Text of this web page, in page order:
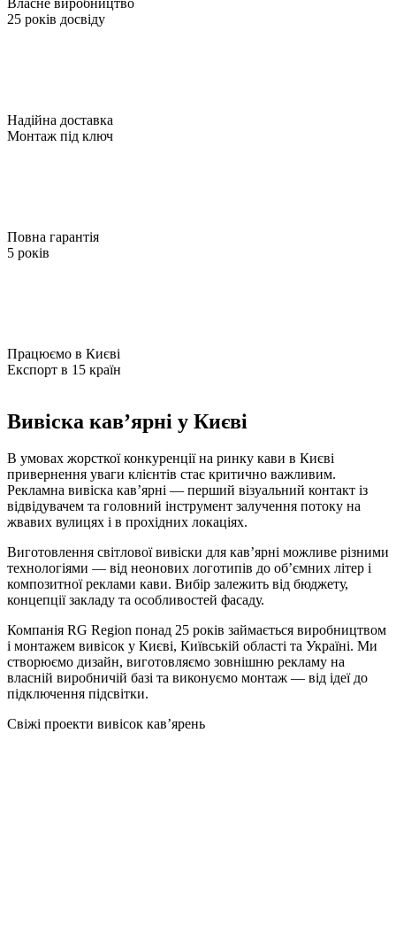
25 років досвіду
Надійна доставка
Монтаж під ключ
Повна гарантія
5 років
Працюємо в Києві
Експорт в 15 країн
Вивіска кав’ярні у Києві
В умовах жорсткої конкуренції на ринку кави в Києві
привернення уваги клієнтів стає критично важливим.
Рекламна вивіска кав’ярні — перший візуальний контакт із
відвідувачем та головний інструмент залучення потоку на
жвавих вулицях і в прохідних локаціях.
Виготовлення світлової вивіски для кав’ярні можливе різними
технологіями — від неонових логотипів до об’ємних літер і
композитної реклами кави. Вибір залежить від бюджету,
концепції закладу та особливостей фасаду.
Компанія RG Region понад 25 років займається виробництвом
і монтажем вивісок у Києві, Київській області та Україні. Ми
створюємо дизайн, виготовляємо зовнішню рекламу на
власній виробничій базі та виконуємо монтаж — від ідеї до
підключення підсвітки.
Свіжі проекти вивісок кав’ярень